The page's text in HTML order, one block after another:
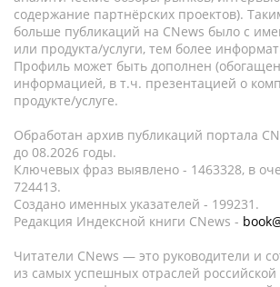
содержание партнёрских проектов).
больше публикаций на CNews было с
или продукта/услуги, тем более
Профиль может быть дополнен
информацией, в т.ч. презентацией о
продукте/услуге.
Обработан архив публикаций портала
до 08.2026 годы.
Ключевых фраз выявлено - 1463328, в
724413.
Создано именных указателей - 199231.
Редакция Индексной книги CNews -
Читатели CNews — это руководители и
из самых успешных отраслей российской